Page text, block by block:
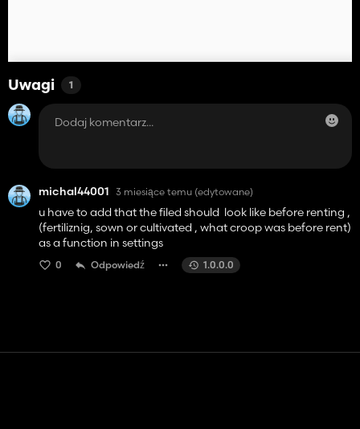
Uwagi 1
michal44001 3 miesiące temu (edytowane)
u have to add that the filed should look like before renting ,
(fertiliznig, sown or cultivated , what croop was before rent)
as a function in settings
0 Odpowiedź 1.0.0.0